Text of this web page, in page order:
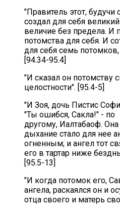
"Правитель этот,
создал для себя
величие без предела. И
потомства для себя. И
для себя семь
[94.34-95.4]
"И сказал он потомству
целостности". [95.4-5]
"И Зоя, дочь Пистис
"Ты ошибся, Сакла!" - по
другому, Иалтабаоф.
дыхание стало для нее
огненным; и ангел тот
его в тартар ниже
[95.5-13]
"И когда потомок его,
ангела, раскаялся он и
отца своего и матерь